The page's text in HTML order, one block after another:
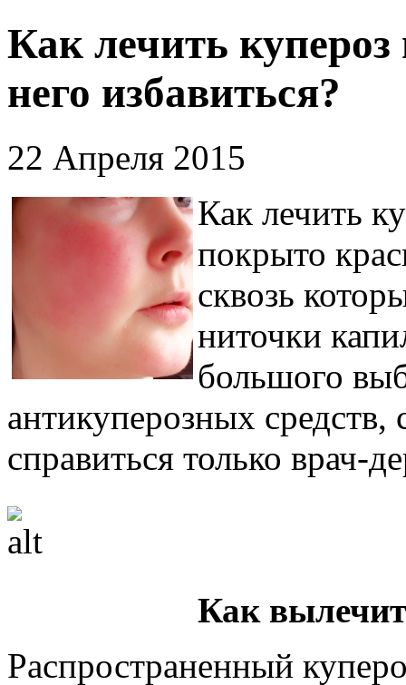
Как лечить
него избавиться?
22 Апреля 2015
Как лечить
покрыто
сквозь
ниточки
большого
антикуперозных
справиться только врач-
Как
Распространенный